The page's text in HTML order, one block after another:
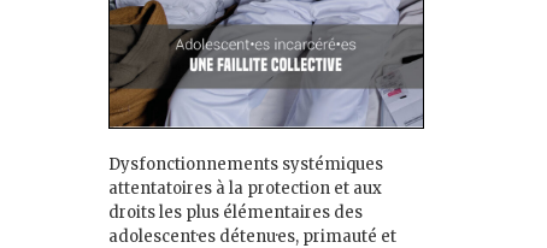
Dysfonctionnements systémiques
attentatoires à la protection et aux
droits les plus élémentaires des
adolescent·es détenu·es, primauté et